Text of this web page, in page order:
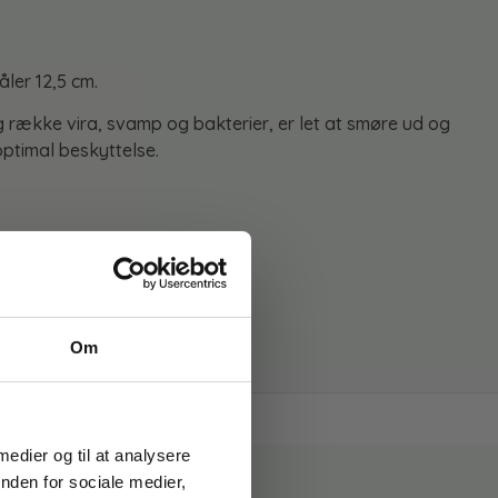
Om
og til at analysere
for sociale medier,
12,5 cm.
vira, svamp og bakterier, er let at smøre ud og
beskyttelse.